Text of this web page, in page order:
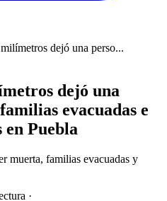
dejó una perso...
dejó una
evacuadas e
en Puebla
muerta, familias evacuadas y
·